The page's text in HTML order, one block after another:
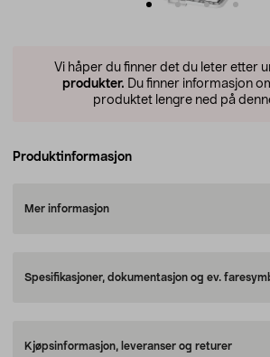
Vi håper du finner det du leter etter
produkter. Du finner informasjon
produktet lengre ned på
Produktinformasjon
Mer informasjon
Spesifikasjoner, dokumentasjon og ev.
Kjøpsinformasjon, leveranser og returer